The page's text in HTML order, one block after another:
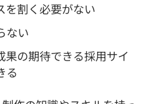
を割く必要がない
ない
果の期待できる採用サイ
る